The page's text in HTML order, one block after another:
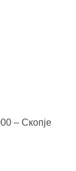
– Скопје